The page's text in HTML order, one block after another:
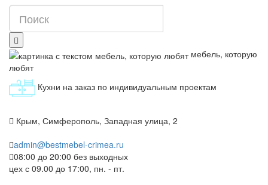
мебель, которую
любят
Кухни на заказ по индивидуальным проектам
Крым, Симферополь, Западная улица, 2
admin@bestmebel-crimea.ru
08:00 до 20:00 без выходных
цех с 09.00 до 17:00, пн. - пт.